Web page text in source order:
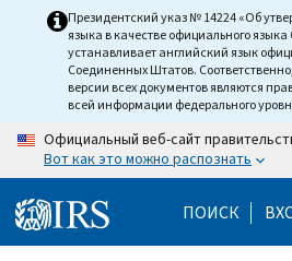
Президентский указ № 14224 «Об
языка в качестве официального
устанавливает английский язык
Соединенных Штатов.
версии всех документов являются
всей информации федерального
Официальный веб-сайт
Вот как это можно распознать
ПОИСК